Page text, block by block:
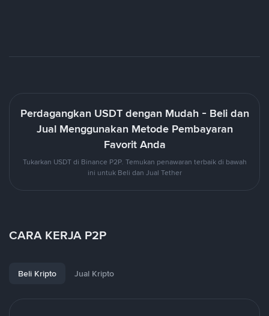
Perdagangkan USDT dengan Mudah - Beli dan
Jual Menggunakan Metode Pembayaran
Favorit Anda
Tukarkan USDT di Binance P2P. Temukan penawaran terbaik di bawah
ini untuk Beli dan Jual Tether
CARA KERJA P2P
Beli Kripto Jual Kripto